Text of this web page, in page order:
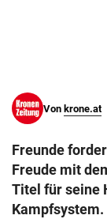
Von krone.at
Freunde
Freude mit
Titel für seine